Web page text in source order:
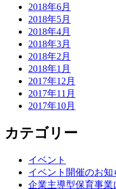
2018年6月
2018年5月
2018年4月
2018年3月
2018年2月
2018年1月
2017年12月
2017年11月
2017年10月
カテゴリー
イベント
イベント開催のお知
企業主導型保育事業